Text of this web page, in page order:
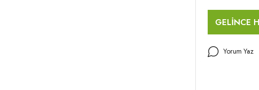
GELİNCE
Yorum Yaz